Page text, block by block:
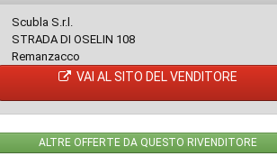
Scubla S.r.l.
STRADA DI OSELIN 108
Remanzacco
VAI AL SITO DEL VENDITORE
ALTRE OFFERTE DA QUESTO RIVENDITORE